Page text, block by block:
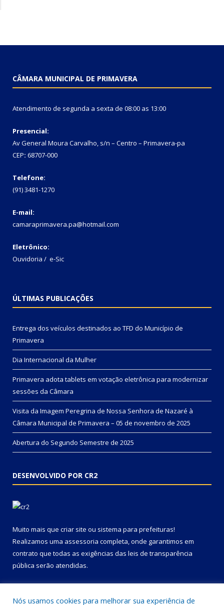
CÂMARA MUNICIPAL DE PRIMAVERA
Atendimento de segunda a sexta de 08:00 as 13:00
Presencial:
Av General Moura Carvalho, s/n – Centro – Primavera-pa
CEP: 68707-000
Telefone:
(91) 3481-1270
E-mail:
camaraprimavera.pa@hotmail.com
Eletrônico:
Ouvidoria / e-Sic
ÚLTIMAS PUBLICAÇÕES
Entrega dos veículos destinados ao TFD do Município de
Primavera
Dia Internacional da Mulher
Primavera adota tablets em votação eletrônica para modernizar
sessões da Câmara
Visita da Imagem Peregrina de Nossa Senhora de Nazaré à
Câmara Municipal de Primavera – 05 de novembro de 2025
Abertura do Segundo Semestre de 2025
DESENVOLVIDO POR CR2
Muito mais que criar site ou sistema para prefeituras!
Realizamos uma assessoria completa, onde garantimos em
contrato que todas as exigências das leis de transparência
pública serão atendidas.
Nós usamos cookies para melhorar sua experiência de